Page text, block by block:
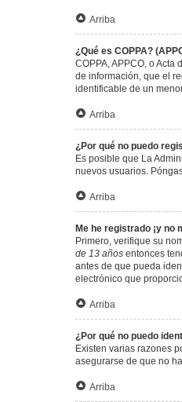
Arriba
¿Qué es COPPA?
COPPA, APPCO, o
de información, que el
identificable de un
Arriba
¿Por qué no puedo
Es posible que La
nuevos usuarios.
Arriba
Me he registrado ¡y no
Primero, verifique su
de 13 años entonces
antes de que pueda
electrónico que
Arriba
¿Por qué no puedo
Existen varias razones
asegurarse de que no
Arriba